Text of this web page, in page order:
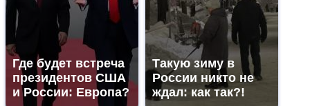
Где будет встреча
президентов США
и России: Европа?
Такую зиму в
России никто не
ждал: как так?!